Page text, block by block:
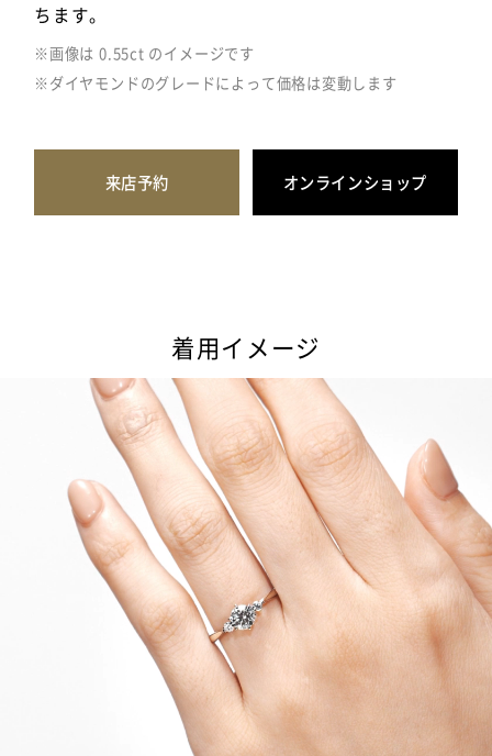
ちます。
※画像は 0.55ct のイメージです
※ダイヤモンドのグレードによって価格は変動します
来店予約 オンラインショップ
着用イメージ